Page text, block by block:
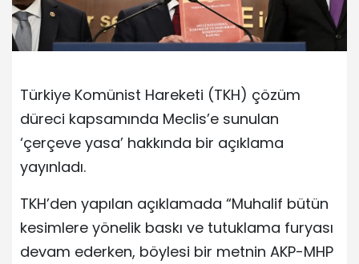
Türkiye Komünist Hareketi (TKH) çözüm
düreci kapsamında Meclis’e sunulan
‘çerçeve yasa’ hakkında bir açıklama
yayınladı.
TKH’den yapılan açıklamada “Muhalif bütün
kesimlere yönelik baskı ve tutuklama furyası
devam ederken, böylesi bir metnin AKP-MHP